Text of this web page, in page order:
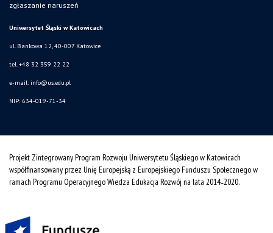
zgłaszanie naruszeń
Uniwersytet Śląski w Katowicach
ul. Bankowa 12, 40-007 Katowice
tel. +48 32 359 22 22
e-mail: info@us.edu.pl
NIP: 634-019-71-34
Projekt Zintegrowany Program Rozwoju Uniwersytetu Śląskiego w Katowicach
współfinansowany przez Unię Europejską z Europejskiego Funduszu Społecznego w
ramach Programu Operacyjnego Wiedza Edukacja Rozwój na lata 2014˗2020.